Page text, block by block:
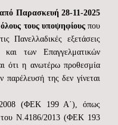
από Παρασκευή 28-11-2025
τους υποψηφίουςπου
Πανελλαδικές εξετάσεις
των Επαγγελματικών
ότι η ανωτέρω προθεσμία
παρέλευσή της δεν γίνεται
2008 (ΦΕΚ 199 Α΄), όπως
του Ν.4186/2013 (ΦΕΚ 193